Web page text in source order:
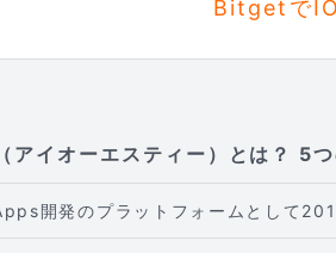
Bitgetで
アイオーエスティー）とは？ 5
開発のプラットフォームとして